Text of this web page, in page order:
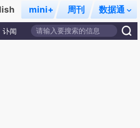
mini+ 周刊 数据通
讣闻